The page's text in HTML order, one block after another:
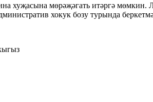
хуҗасына мөрәҗәгать итәргә
хокук бозу турында